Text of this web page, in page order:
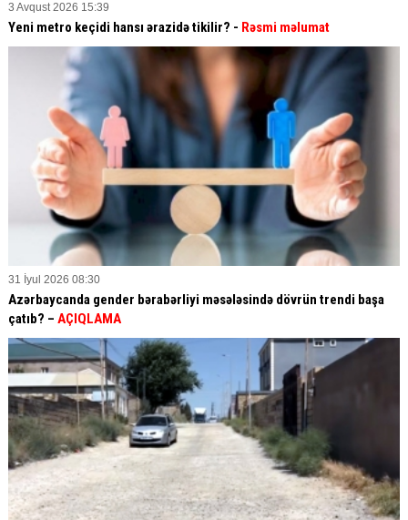
3 Avqust 2026 15:39
Yeni metro keçidi hansı ərazidə tikilir? - Rəsmi məlumat
31 İyul 2026 08:30
Azərbaycanda gender bərabərliyi məsələsində dövrün trendi başa
çatıb? – AÇIQLAMA